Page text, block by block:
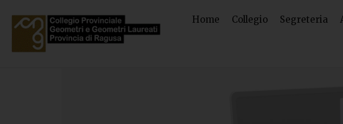
Home Collegio Segreteria